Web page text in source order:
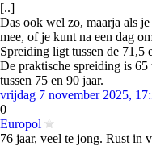
[..]
Das ook wel zo, maarja als
mee, of je kunt na een dag
Spreiding ligt tussen de 71,5
De praktische spreiding is 65
tussen 75 en 90 jaar.
vrijdag 7 november 2025,
0
Europol
76 jaar, veel te jong. Rust in